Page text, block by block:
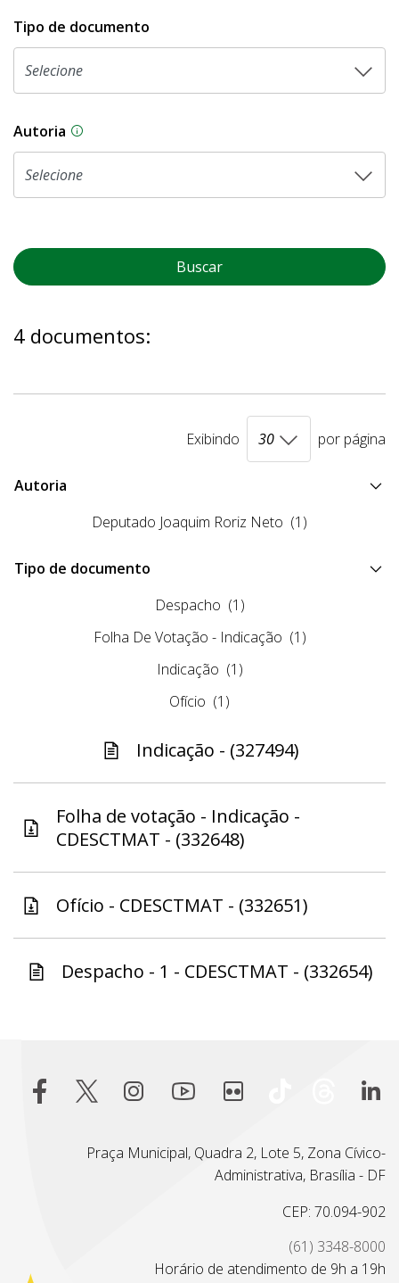
Tipo de documento
Autoria As proposições legislativas na CLDF podem
Buscar
4 documentos:
Exibindo por página
Autoria
Deputado Joaquim Roriz Neto (1)
Tipo de documento
Despacho (1)
Folha De Votação - Indicação (1)
Indicação (1)
Ofício (1)
Indicação - (327494)
Folha de votação - Indicação -
CDESCTMAT - (332648)
Ofício - CDESCTMAT - (332651)
Despacho - 1 - CDESCTMAT - (332654)
Praça Municipal, Quadra 2, Lote 5, Zona Cívico-
Administrativa, Brasília - DF
CEP: 70.094-902
(61) 3348-8000
Horário de atendimento de 9h a 19h